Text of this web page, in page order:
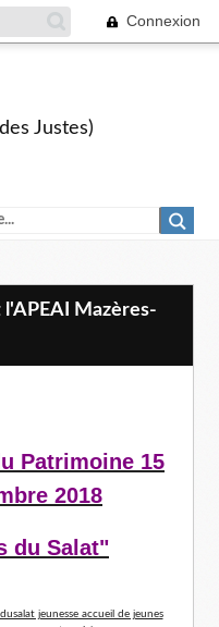
Connexion
Justes)
Patrimoine 15
2018
du Salat"